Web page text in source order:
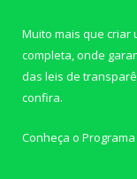
Muito mais que criar
completa, onde
das leis de
confira.
Conheça o